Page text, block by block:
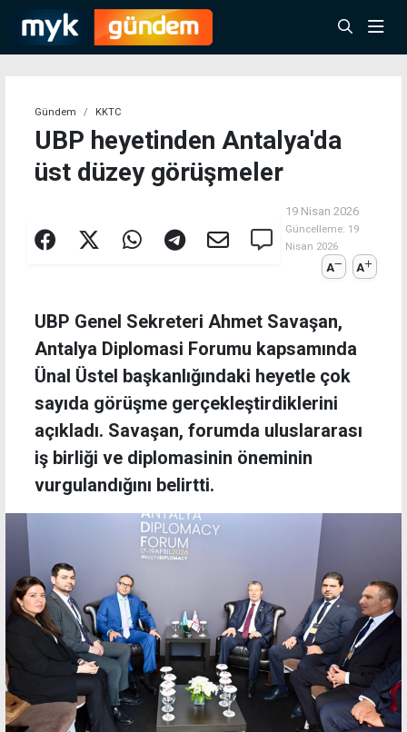
Gündem KKTC
UBP heyetinden Antalya'da
üst düzey görüşmeler
19 Nisan 2026
Güncelleme: 19
Nisan 2026
A A
UBP Genel Sekreteri Ahmet Savaşan,
Antalya Diplomasi Forumu kapsamında
Ünal Üstel başkanlığındaki heyetle çok
sayıda görüşme gerçekleştirdiklerini
açıkladı. Savaşan, forumda uluslararası
iş birliği ve diplomasinin öneminin
vurgulandığını belirtti.